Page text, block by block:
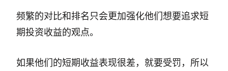
频繁的对比和排名只会更加强化他们想要追求短
期投资收益的观点。
如果他们的短期收益表现很差，就要受罚，所以